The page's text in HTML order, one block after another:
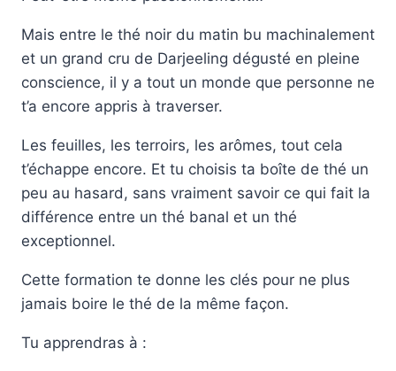
Mais entre le thé noir du matin bu machinalement
et un grand cru de Darjeeling dégusté en pleine
conscience, il y a tout un monde que personne ne
t’a encore appris à traverser.
Les feuilles, les terroirs, les arômes, tout cela
t’échappe encore. Et tu choisis ta boîte de thé un
peu au hasard, sans vraiment savoir ce qui fait la
différence entre un thé banal et un thé
exceptionnel.
Cette formation te donne les clés pour ne plus
jamais boire le thé de la même façon.
Tu apprendras à :